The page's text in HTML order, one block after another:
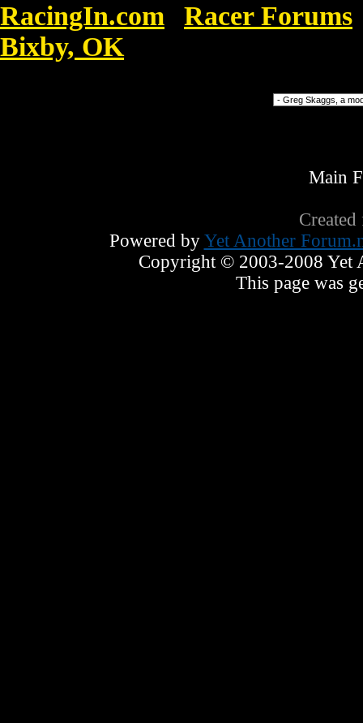
RacingIn.com Racer Forums
Bixby, OK
Main
Powered by Yet Another
Copyright © 2003-2008 Yet
This page was